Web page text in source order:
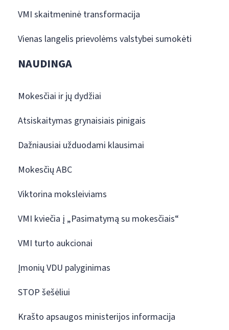
VMI skaitmeninė transformacija
Vienas langelis prievolėms valstybei sumokėti
NAUDINGA
Mokesčiai ir jų dydžiai
Atsiskaitymas grynaisiais pinigais
Dažniausiai užduodami klausimai
Mokesčių ABC
Viktorina moksleiviams
VMI kviečia į „Pasimatymą su mokesčiais“
VMI turto aukcionai
Įmonių VDU palyginimas
STOP šešėliui
Krašto apsaugos ministerijos informacija